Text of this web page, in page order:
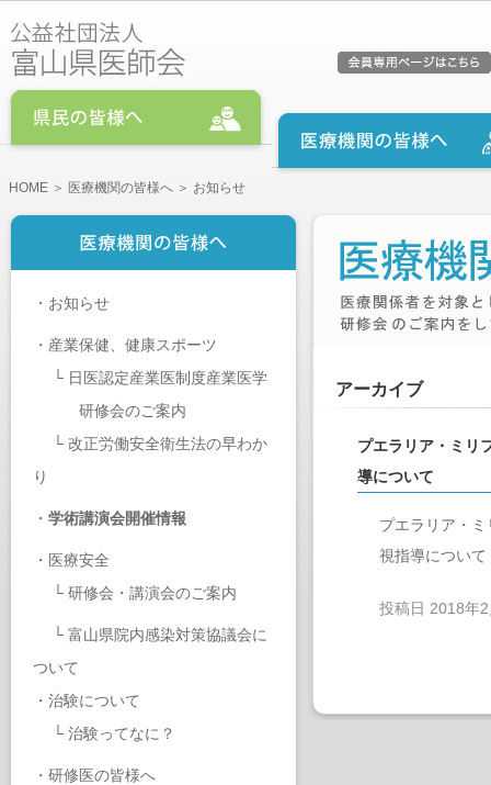
HOME ＞ 医療機関の皆様へ ＞ お知らせ
・ お知らせ
・ 産業保健、健康スポーツ
└ 日医認定産業医制度産業医学
研修会のご案内
└ 改正労働安全衛生法の早わか
り
・ 学術講演会開催情報
・ 医療安全
└ 研修会・講演会のご案内
└ 富山県院内感染対策協議会に
ついて
・ 治験について
└ 治験ってなに？
・ 研修医の皆様へ
アーカイブ
プエラリア・ミリ
導について
プエラリア・
視指導について
投稿日 2018年